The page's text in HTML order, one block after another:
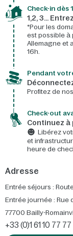
Check-in dès
1,2, 3…
*Pour les
est possible à
Allemagne et
16h.
Pendant
Profitez de
Check-out
Continuez
Libérez
et
heure de
Adresse
Entrée séjours :
Entrée journée : Rue
77700 Bailly-
+33 (0)1 61 10 77 77